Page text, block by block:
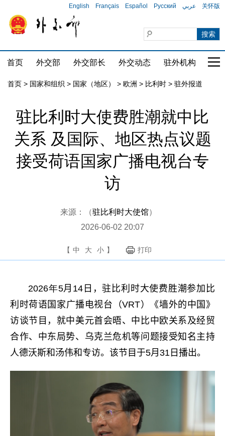
English Français Español Русский عربي 关怀版
首页 外交部 外交部长 外交动态 驻外机构 国
首页 > 国家和组织 > 国家（地区） > 欧洲 > 比利时 > 驻外报道
驻比利时大使费胜潮就中比
关系 及国际、地区热点议题
接受荷语国家广播电视台专
访
来源：（驻比利时大使馆）
2026-06-02 20:07
【 中 大 小 】 打印
2026年5月 14 日，驻比利时大使费胜潮参加 比
利时荷语国家广播电视台（VRT）
《墙外的中国》
访谈节目，就中美元首会晤、中比中欧关系及经贸
合作、中东局势、乌克兰危机等问题接受知名主持
人德沃斯和汤伟和 专访。该节目于5月 31 日播出。